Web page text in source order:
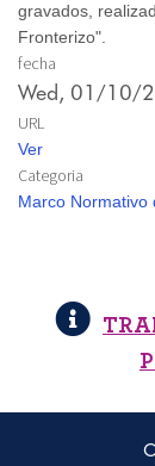
gravados,
Fronterizo".
fecha
Wed, 01/10/
URL
Ver
Categoria
Marco Normativo